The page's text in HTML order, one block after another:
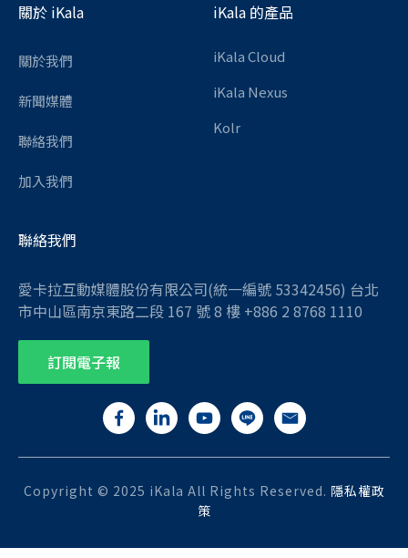
關於 iKala
關於我們
新聞媒體
聯絡我們
加入我們
iKala 的產品
iKala Cloud
iKala Nexus
Kolr
聯絡我們
愛卡拉互動媒體股份有限公司(統一編號 53342456) 台北
市中山區南京東路二段 167 號 8 樓 +886 2 8768 1110
訂閱電子報
Copyright © 2025 iKala All Rights Reserved. 隱私權政
策